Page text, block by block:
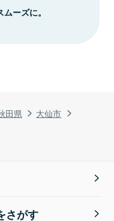
田県
大仙市
ーズに。
さがす